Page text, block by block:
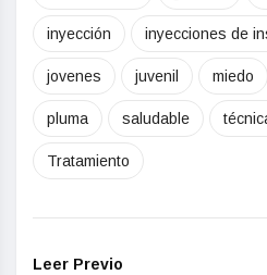
inyección inyecciones de
jovenes juvenil miedo
pluma saludable
Tratamiento
Leer Previo